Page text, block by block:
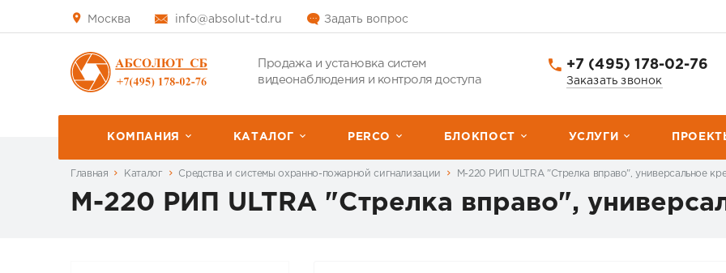
Москва info@absolut-td.ru Задать вопрос
Продажа и установка систем
видеонаблюдения и контроля доступа
+7 (495) 178-02-76
Заказать звонок
КОМПАНИЯ КАТАЛОГ PERCО БЛОКПОСТ УСЛУГИ
Главная Каталог Средства и системы охранно-пожарной сигнализации М-220 РИП ULTRA "Стрелка вправо", универсальное
М-220 РИП ULTRA "Стрелка вправо",